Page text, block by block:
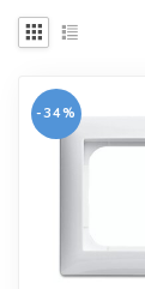
-34%